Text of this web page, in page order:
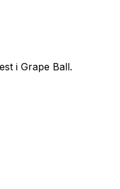
i Grape Ball.